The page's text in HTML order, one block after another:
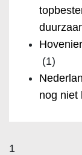
(1)
nog niet
1